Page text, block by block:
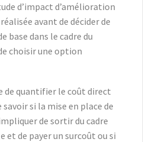
d’impact d’amélioration
avant de décider de
base dans le cadre du
choisir une option
de quantifier le coût direct
si la mise en place de
de sortir du cadre
et de payer un surcoût ou si